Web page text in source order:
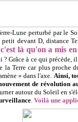
Lune perturbé par le
petit devant D, distance
c'est là qu'on a mis
? Grâce à ce qui précède,
la Terre car plus proche
» dans l'axe. Ainsi,
de révolution
autour du Soleil en
.Voilà une